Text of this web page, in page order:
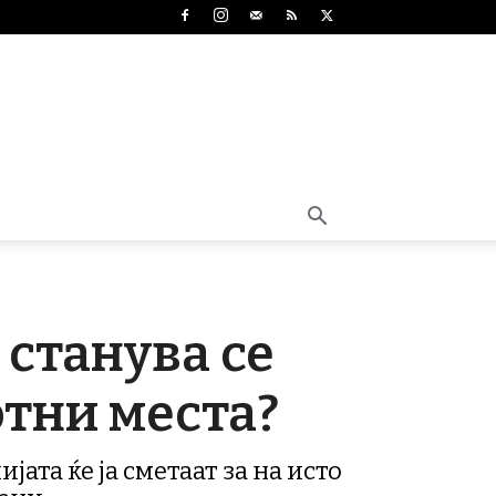
се
места?
ќе ја сметаат за на исто